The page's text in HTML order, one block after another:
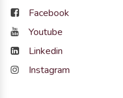
Facebook
Youtube
Linkedin
Instagram